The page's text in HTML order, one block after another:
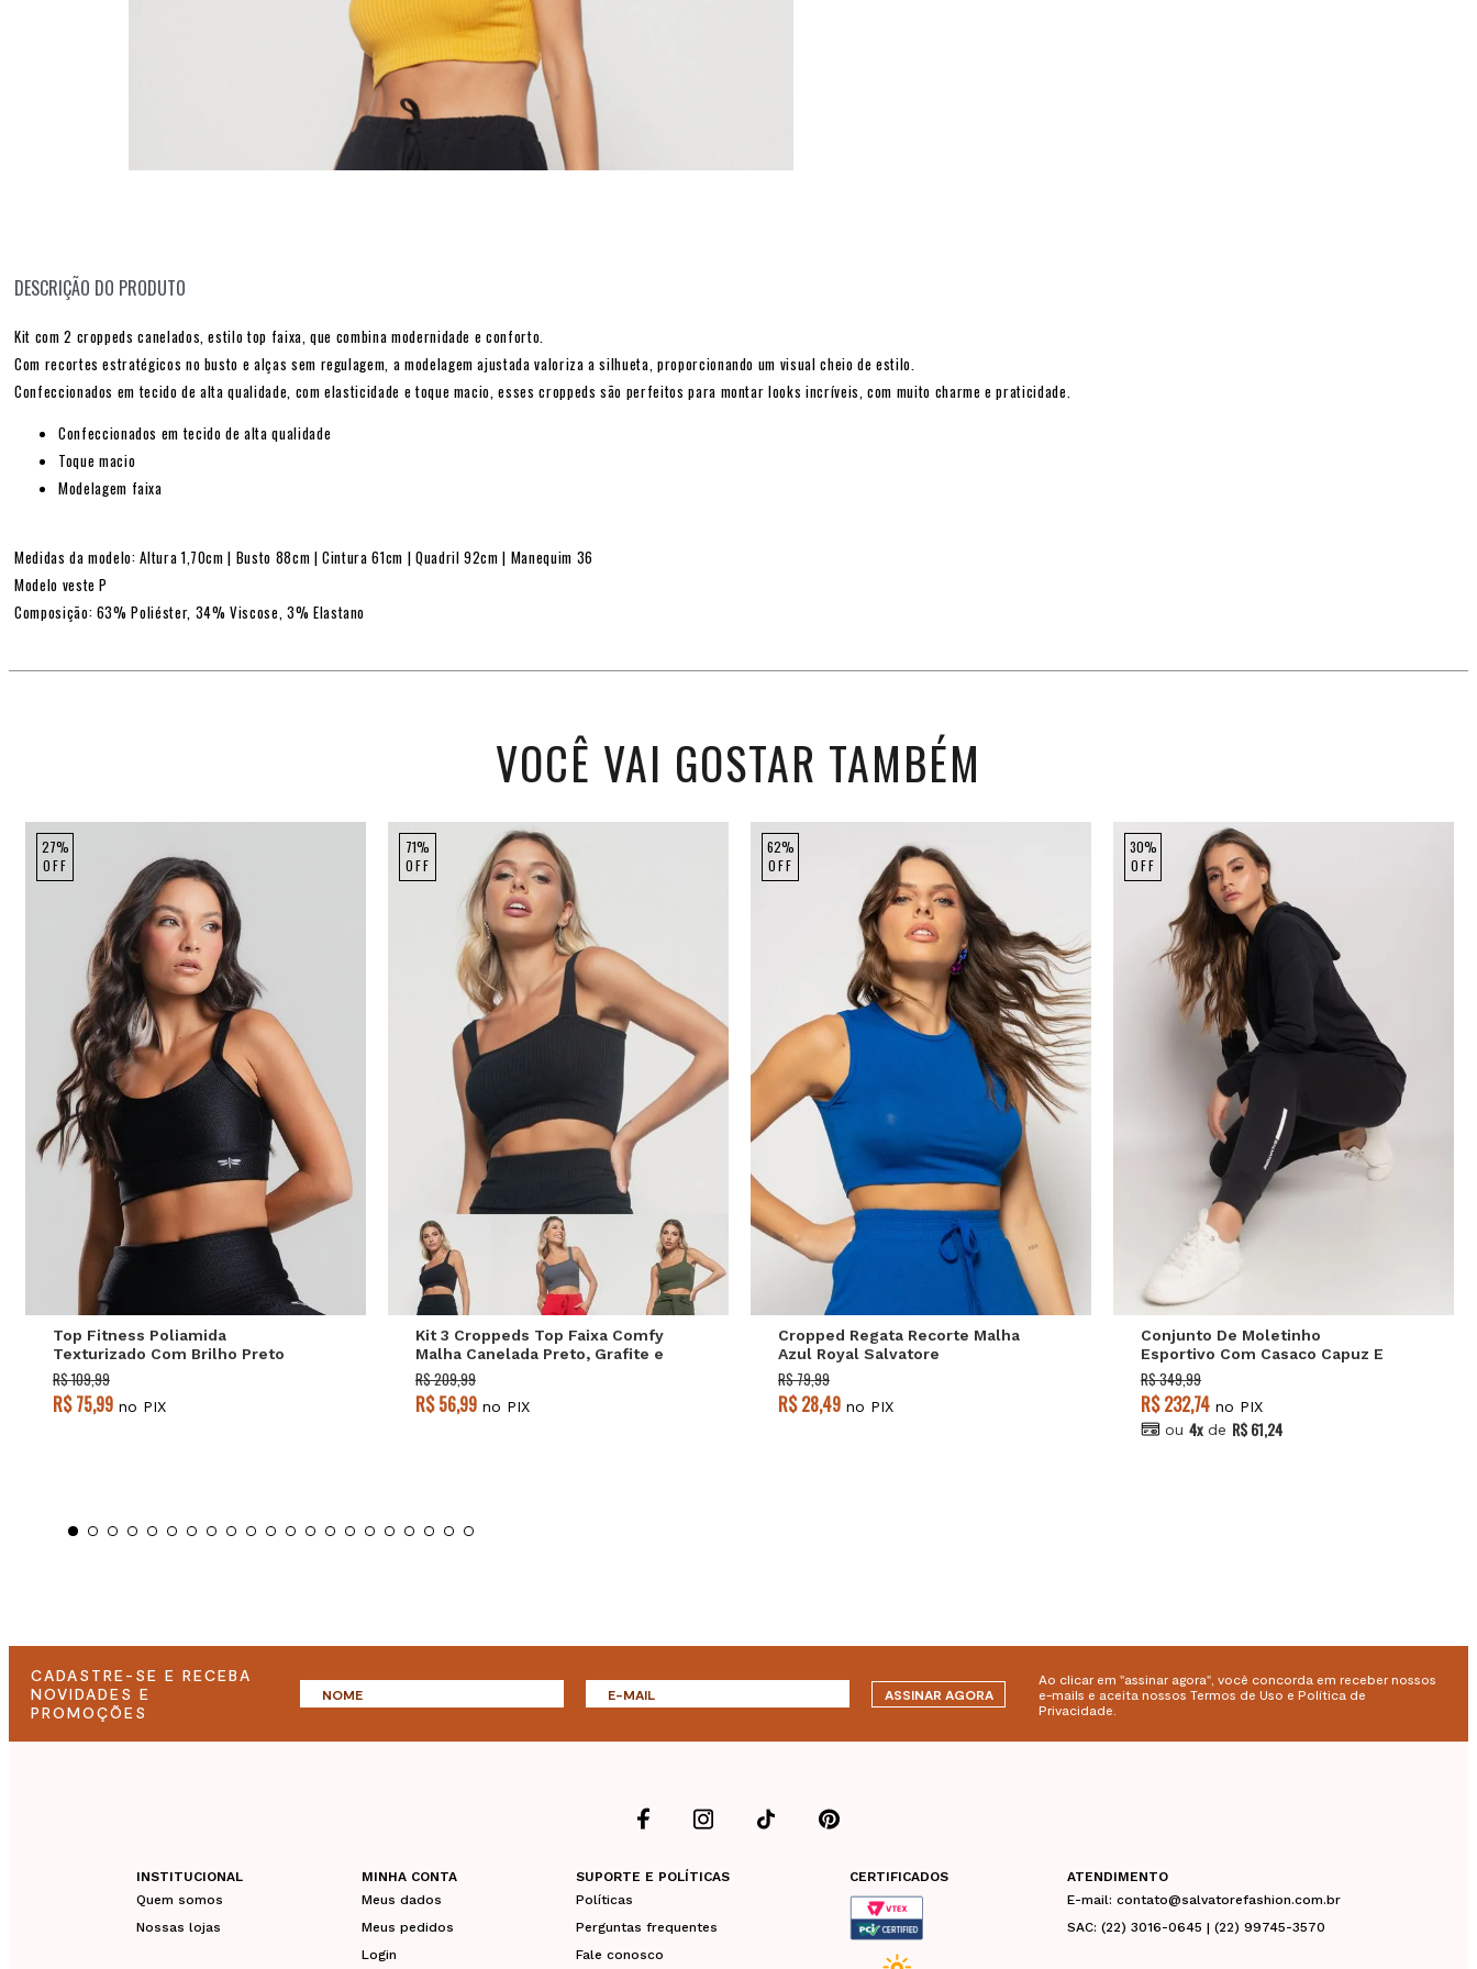
DESCRIÇÃO DO PRODUTO
Kit com 2 croppeds canelados, estilo top faixa, que combina modernidade e conforto.
Com recortes estratégicos no busto e alças sem regulagem, a modelagem ajustada valoriza a silhueta, proporcionando um visual cheio de estilo.
Confeccionados em tecido de alta qualidade, com elasticidade e toque macio, esses croppeds são perfeitos para montar looks incríveis, com muito charme e praticidade.
Confeccionados em tecido de alta qualidade
Toque macio
Modelagem faixa
Medidas da modelo: Altura 1,70cm | Busto 88cm | Cintura 61cm | Quadril 92cm | Manequim 36
Modelo veste P
Composição: 63% Poliéster, 34% Viscose, 3% Elastano
VOCÊ VAI GOSTAR TAMBÉM
27%
OFF
P M
Top Fitness Poliamida
Texturizado Com Brilho Preto
Salvatore
R$ 109,99
R$ 75,99 no PIX
71%
OFF
M
Kit 3 Croppeds Top Faixa Comfy
Malha Canelada Preto, Grafite e
Verde Salvatore
R$ 209,99
R$ 56,99 no PIX
62%
OFF
Cropped Regata Recorte Malha
Azul Royal Salvatore
R$ 79,99
R$ 28,49 no PIX
30%
OFF
P
Conjunto De Moletinho
Esportivo Com Casaco Capuz E
Calça Jogger Preto Salvatore
R$ 349,99
R$ 232,74 no PIX
ou 4x de R$ 61,24
CADASTRE-SE E RECEBA
NOVIDADES E
PROMOÇÕES
ASSINAR AGORA
Ao clicar em "assinar agora", você concorda em receber nossos
e-mails e aceita nossos Termos de Uso e Política de
Privacidade.
INSTITUCIONAL
Quem somos
Nossas lojas
MINHA CONTA
Meus dados
Meus pedidos
Login
SUPORTE E POLÍTICAS
Políticas
Perguntas frequentes
Fale conosco
CERTIFICADOS
ATENDIMENTO
E-mail: contato@salvatorefashion.com.br
SAC: (22) 3016-0645 | (22) 99745-3570